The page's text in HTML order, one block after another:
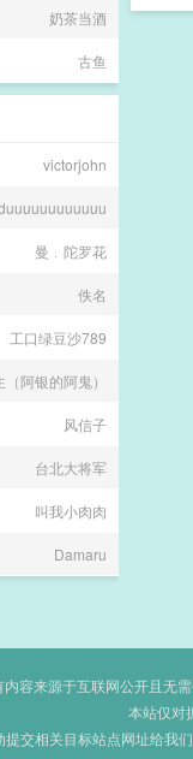
奶茶当酒
古鱼
victorjohn
曼﹒陀罗花
佚名
工口绿豆沙789
阿银的阿鬼）
风信子
台北大将军
叫我小肉肉
Damaru
内容来源于互联网公开且无
本站仅对
提交相关目标站点网址给我